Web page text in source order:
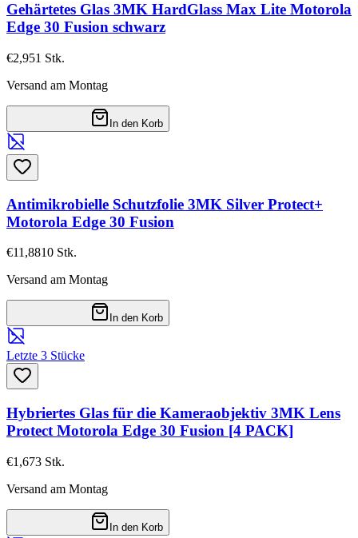
Gehärtetes Glas 3MK HardGlass Max Lite Motorola
Edge 30 Fusion schwarz
€2,951 Stk.
Versand am Montag
In den Korb
Antimikrobielle Schutzfolie 3MK Silver Protect+
Motorola Edge 30 Fusion
€11,8810 Stk.
Versand am Montag
In den Korb
Letzte 3 Stücke
Hybriertes Glas für die Kameraobjektiv 3MK Lens
Protect Motorola Edge 30 Fusion [4 PACK]
€1,673 Stk.
Versand am Montag
In den Korb